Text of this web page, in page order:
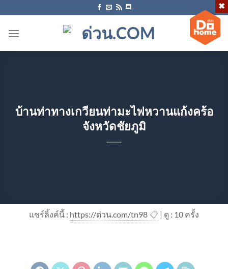
ไป
บ้านท่าทางเกวียนท่ามะไฟหวานแก้งคร้อ
จังหวัดชัยภูมิ
แชร์ลิ้งค์นี้ : https://ด่วน.com/tn98 📋 | ดู : 10 ครั้ง